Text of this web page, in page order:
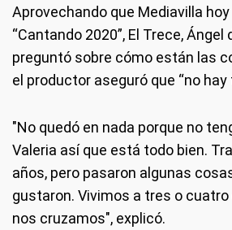
Aprovechando que Mediavilla hoy
“Cantando 2020”, El Trece, Ángel
preguntó sobre cómo están las
el productor aseguró que “no hay
"No quedó en nada porque no
Valeria así que está todo bien.
años, pero pasaron algunas
gustaron. Vivimos a tres o cuatro
nos cruzamos", explicó.